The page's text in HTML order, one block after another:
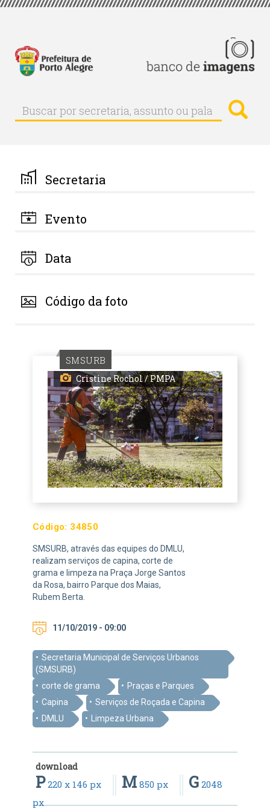
Pular
principal
Buscar
Buscar
por
palavra-
chave
Secretaria
Evento
Data
Código da foto
SMSURB
Cristine Rochol / PMPA
Código: 34850
SMSURB, através das equipes do DMLU,
realizam serviços de capina, corte de
grama e limpeza na Praça Jorge Santos
da Rosa, bairro Parque dos Maias,
Rubem Berta.
11/10/2019 - 09:00
Secretaria Municipal de Serviços Urbanos
(SMSURB)
corte de grama
Praças e Parques
Capina
Serviços de Roçada e Capina
DMLU
Limpeza Urbana
download
P220 x 146 px M 850 px G 2048
px